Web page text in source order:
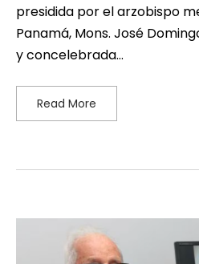
presidida por el arzobispo
Panamá, Mons. José
y concelebrada…
Read More